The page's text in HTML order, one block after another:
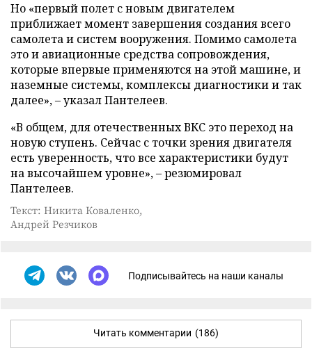
Но «первый полет с новым двигателем
приближает момент завершения создания всего
самолета и систем вооружения. Помимо самолета
это и авиационные средства сопровождения,
которые впервые применяются на этой машине, и
наземные системы, комплексы диагностики и так
далее», – указал Пантелеев.
«В общем, для отечественных ВКС это переход на
новую ступень. Сейчас с точки зрения двигателя
есть уверенность, что все характеристики будут
на высочайшем уровне», – резюмировал
Пантелеев.
Текст: Никита Коваленко,
Андрей Резчиков
Подписывайтесь на наши каналы
Читать комментарии (186)